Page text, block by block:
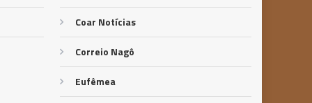
Coar Notícias
Correio Nagô
Eufêmea